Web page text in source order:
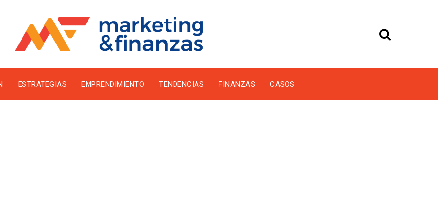
ESTRATEGIAS EMPRENDIMIENTO TENDENCIAS FINANZAS CASOS